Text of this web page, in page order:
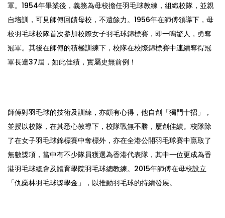
軍。1954年畢業後，義務為母校擔任羽毛球教練，組織校隊，並親
自培訓，可見師傅回饋母校，不遺餘力。1956年在師傅領導下，母
校羽毛球校隊首次參加校際女子羽毛球錦標賽，即一鳴驚人，勇奪
冠軍。其後在師傅的積極訓練下，校隊在校際錦標賽中連續奪得冠
軍長達37屆，如此佳績，實屬史無前例！
師傅對羽毛球的技術及訓練，亦頗有心得，他自創「獨門十招」，
並授以校隊，在其悉心教導下，校隊戰無不勝，屢創佳績。校隊除
了在女子羽毛球錦標賽中奪標外，亦在全港公開羽毛球賽中贏取了
無數獎項，當中有不少隊員獲選為香港代表隊，其中一位更成為香
港羽毛球總會及體育學院羽毛球總教練。2015年師傅在母校設立
「仇燊林羽毛球獎學金」，以推動羽毛球的持續發展。